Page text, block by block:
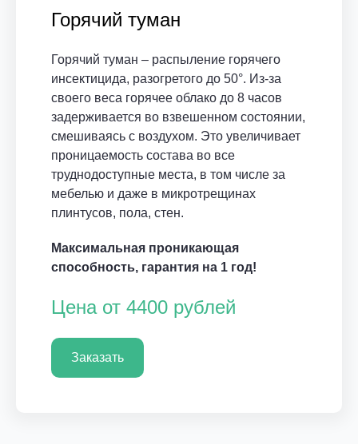
Горячий туман
Горячий туман – распыление горячего
инсектицида, разогретого до 50°. Из-за
своего веса горячее облако до 8 часов
задерживается во взвешенном состоянии,
смешиваясь с воздухом. Это увеличивает
проницаемость состава во все
труднодоступные места, в том числе за
мебелью и даже в микротрещинах
плинтусов, пола, стен.
Максимальная проникающая
способность, гарантия на 1 год!
Цена от 4400 рублей
Заказать